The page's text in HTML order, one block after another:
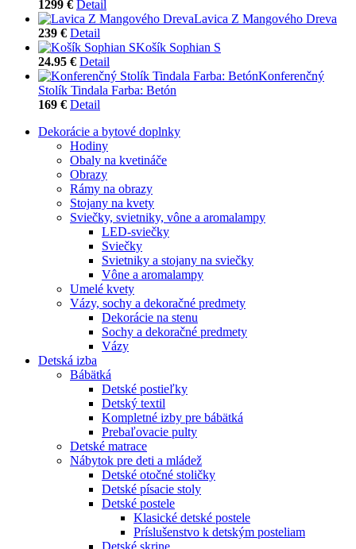
1299 € Detail
Lavica Z Mangového Dreva
239 € Detail
Košík Sophian S
24.95 € Detail
Konferenčný
Stolík Tindala Farba: Betón
169 € Detail
Dekorácie a bytové doplnky
Hodiny
Obaly na kvetináče
Obrazy
Rámy na obrazy
Stojany na kvety
Sviečky, svietniky, vône a aromalampy
LED-sviečky
Sviečky
Svietniky a stojany na sviečky
Vône a aromalampy
Umelé kvety
Vázy, sochy a dekoračné predmety
Dekorácie na stenu
Sochy a dekoračné predmety
Vázy
Detská izba
Bábätká
Detské postieľky
Detský textil
Kompletné izby pre bábätká
Prebaľovacie pulty
Detské matrace
Nábytok pre deti a mládež
Detské otočné stoličky
Detské písacie stoly
Detské postele
Klasické detské postele
Príslušenstvo k detským posteliam
Detské skrine